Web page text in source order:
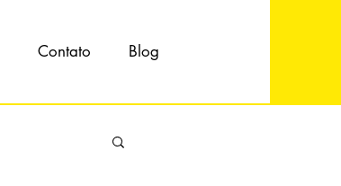
Contato Blog